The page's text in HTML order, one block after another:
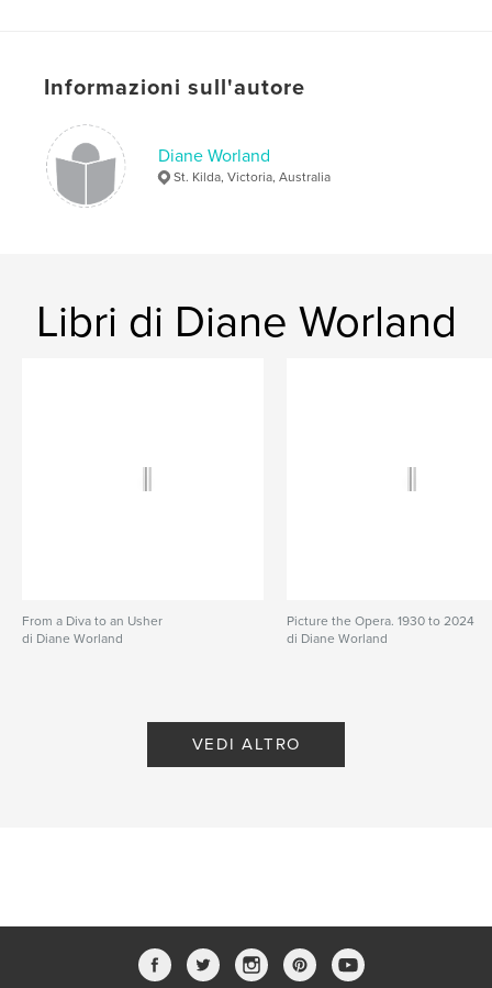
Informazioni sull'autore
Diane Worland
St. Kilda, Victoria, Australia
Libri di Diane Worland
From a Diva to an Usher
di Diane Worland
Picture the Opera. 1930 to 2024
di Diane Worland
VEDI ALTRO